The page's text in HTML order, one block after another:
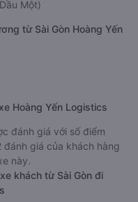
Một)
từ Sài Gòn Hoàng Yến
Hoàng Yến Logistics
đánh giá với số điểm
giá của khách hàng
này.
khách từ Sài Gòn đi